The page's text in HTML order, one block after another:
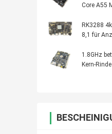
Core A55
RK3288
8,1 für
1.8GHz
Kern-